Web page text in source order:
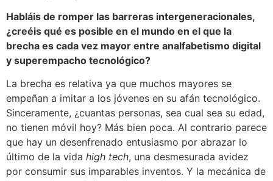
Habláis de romper las barreras intergeneracionales,
¿creéis qué es posible en el mundo en el que la
brecha es cada vez mayor entre analfabetismo digital
y superempacho tecnológico?
La brecha es relativa ya que muchos mayores se
empeñan a imitar a los jóvenes en su afán tecnológico.
Sinceramente, ¿cuantas personas, sea cual sea su edad,
no tienen móvil hoy? Más bien poca. Al contrario parece
que hay un desenfrenado entusiasmo por abrazar lo
último de la vida high tech, una desmesurada avidez
por consumir sus imparables inventos. Y la mecánica de